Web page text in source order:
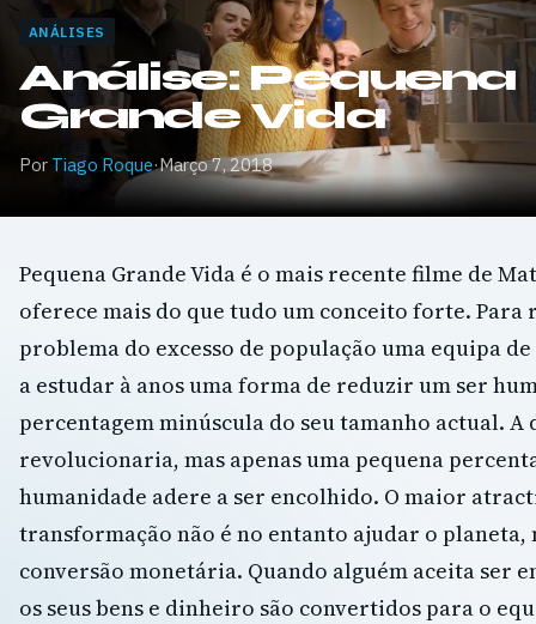
ANÁLISES
Análise: Pequena
Grande Vida
Por Tiago Roque·Março 7, 2018
Pequena Grande Vida é o mais recente filme de
oferece mais do que tudo um conceito forte. Para
problema do excesso de população uma equipa
a estudar à anos uma forma de reduzir um ser
percentagem minúscula do seu tamanho actual. A
revolucionaria, mas apenas uma pequena
humanidade adere a ser encolhido. O maior
transformação não é no entanto ajudar o planeta,
conversão monetária. Quando alguém aceita ser
os seus bens e dinheiro são convertidos para o